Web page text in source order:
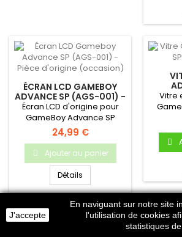
ÉCRAN LCD GAMEBOY
ADVANCE SP (AGS-001) -
PIÈCE D'ORIGINE
(OCCASION)
Écran LCD d'origine pour
GameBoy Advance SP
!Pièce d'origine Nintendo...
24,99 €
Ajouter au panier
Détails
Vitre
J'accepte
En naviguant sur notre site
l'utilisation de cookies
statistiques de